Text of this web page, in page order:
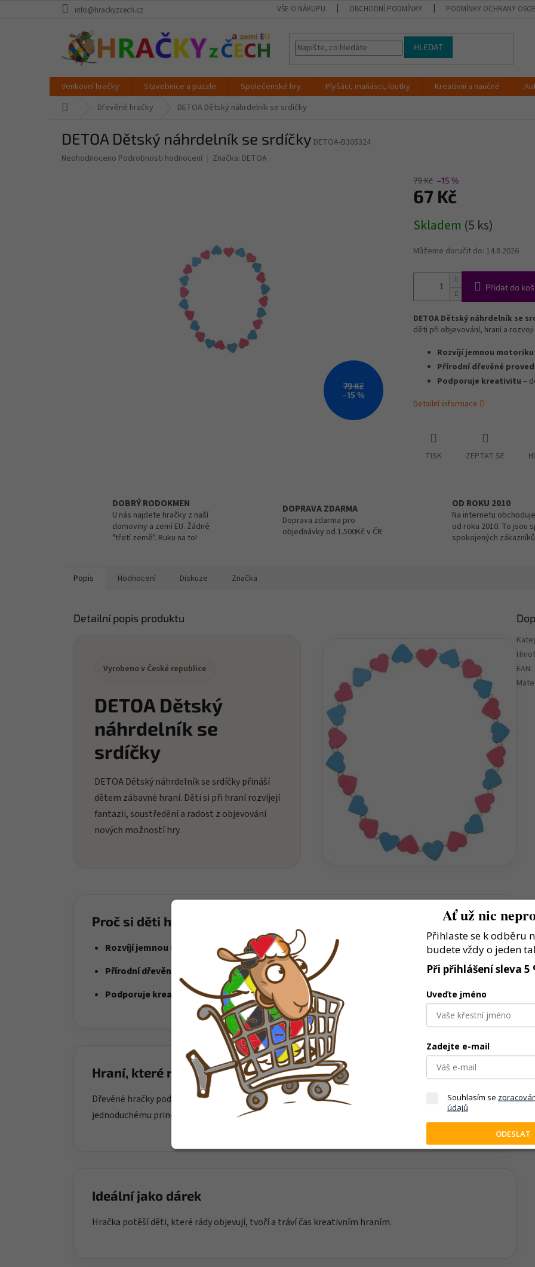
info@hrackyzcech.cz VŠE O NÁKUPU OBCHODNÍ PODMÍNKY PODMÍNKY OCHRANY
HLEDAT
Venkovní hračky Stavebnice a puzzle Společenské hry Plyšáci, maňásci, loutky Kreativní a naučné
Dřevěné hračky DETOA Dětský náhrdelník se srdíčky
DETOA Dětský náhrdelník se srdíčky DETOA-B305324
Průměrné
Neohodnoceno Podrobnosti hodnocení Značka: DETOA
79 Kč
–15 %
79 Kč –15 %
67 Kč
cena:
Skladem (5 ks)
Můžeme doručit do: 14.8.2026
Přidat do
DETOA Dětský náhrdelník se
děti při objevování, hraní a
Rozvíjí jemnou motoriku
Přírodní dřevěné
Podporuje kreativitu –
Detailní informace
TISK ZEPTAT SE
DOBRÝ RODOKMEN
U nás najdete hračky z naší
domoviny a zemí EU. Žádné
"třetí země". Ruku na to!
DOPRAVA ZDARMA
Doprava zdarma pro
objednávky od 1.500Kč v ČR
OD ROKU 2010
Na internetu
od roku 2010. To jsou
spokojených
Popis Hodnocení Diskuze Značka
Detailní popis produktu
Vyrobeno v České republice
DETOA Dětský
náhrdelník se
srdíčky
DETOA Dětský náhrdelník se srdíčky přináší
dětem zábavné hraní. Děti si při hraní rozvíjejí
fantazii, soustředění a radost z objevování
nových možností hry.
Proč si děti hračku oblíbí?
Rozvíjí jemnou motoriku
– děti skládají, třídí nebo objevují jednotlivé části
Přírodní dřevěné provedení
– příjemné a odolné pro každodenní hraní
Podporuje kreativitu– děti vytvářejí vlastní herní scénáře
Hraní, které rozvíjí
Dřevěné hračky podporují koordinaci rukou, fantazii a přirozené objevování světa kolem nás. Díky
jednoduchému principu dávají dětem prostor hrát si vlastním tempem.
Ideální jako dárek
Hračka potěší děti, které rády objevují, tvoří a tráví čas kreativním hraním.
EAN:
Ať už nic
Přihlaste se k odběru
budete vždy o jeden
Při přihlášení sleva 5
Uveďte jméno
Zadejte e-mail
Souhlasím se
údajů
ODESLAT